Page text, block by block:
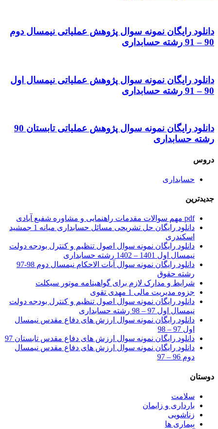
دانلود رایگان نمونه سوال پژوهش عملیاتی نیمسال دوم
90 – 91 رشته حسابداری
دانلود رایگان نمونه سوال پژوهش عملیاتی نیمسال اول
90 – 91 رشته حسابداری
دانلود رایگان نمونه سوال پژوهش عملیاتی تابستان 90
رشته حسابداری
دروس
حسابداری
جدیدترین
pdf مهم سوالات مقدمات راهنمایی و مشاوره شفیع آبادی
دانلود رایگان حل تشریحی مسائل حسابداری میانه 1 جمشید
اسکندری
دانلود رایگان نمونه سوال اصول تنظیم و کنترل بودجه دولت
نیمسال اول 1401 – 1402 رشته حسابداری
دانلود رایگان نمونه سوال آیات الاحکام نیمسال دوم 98-97
رشته حقوق
شرایط و مدارک لازم برای گواهینامه موتور سیکلت
جزوه مدیریت مالی 1 مهدی تقوی
دانلود رایگان نمونه سوال اصول تنظیم و کنترل بودجه دولت
نیمسال اول 97 – 98 رشته حسابداری
دانلود رایگان نمونه سوال ارزش های دفاع مقدس نیمسال
اول 97 – 98
دانلود رایگان نمونه سوال ارزش های دفاع مقدس تابستان 97
دانلود رایگان نمونه سوال ارزش های دفاع مقدس نیمسال
دوم 96 – 97
دوستان
سلامت
بارداری و زایمان
زناشویی
بیماری ها